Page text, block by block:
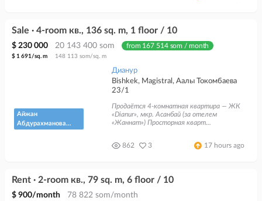
Sale · 4-room кв., 136 sq. m, 1 floor / 10
$ 230 000 20 143 400 som from 167 514 som / month
$ 1 691/sq. m 148 113 som/sq. m
Айжан
Абдурахманова
Дианур
Bishkek, Magistral, Аалы Токомбаева
23/1
Продаётся 4-комнатная квартира — ЖК
«Dianur», мкр. Асанбай (за отелем
«Жаннат») Просторная кварт...
862 3 17 hours ago
Rent · 2-room кв., 79 sq. m, 6 floor / 10
$ 900/month 78 822 som/month